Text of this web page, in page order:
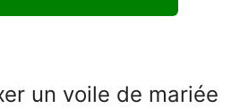
un voile de mariée